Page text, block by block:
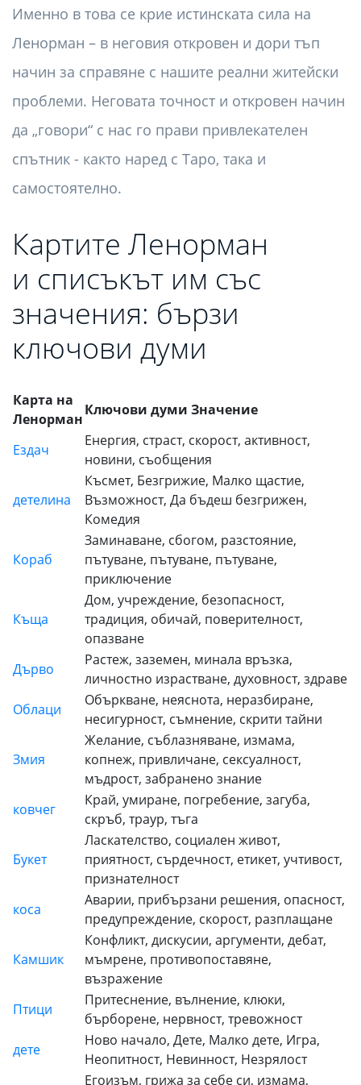
Именно в това се крие истинската сила на
Ленорман – в неговия откровен и дори тъп
начин за справяне с нашите реални житейски
проблеми. Неговата точност и откровен начин
да „говори“ с нас го прави привлекателен
спътник - както наред с Таро, така и
самостоятелно.
Картите Ленорман
и списъкът им със
значения: бързи
ключови думи
Карта на
Ленорман
Ключови думи Значение
Ездач
Енергия, страст, скорост, активност,
новини, съобщения
детелина
Късмет, Безгрижие, Малко щастие,
Възможност, Да бъдеш безгрижен,
Комедия
Кораб
Заминаване, сбогом, разстояние,
пътуване, пътуване, пътуване,
приключение
Къща
Дом, учреждение, безопасност,
традиция, обичай, поверителност,
опазване
Дърво
Растеж, заземен, минала връзка,
личностно израстване, духовност, здраве
Облаци
Объркване, неяснота, неразбиране,
несигурност, съмнение, скрити тайни
Змия
Желание, съблазняване, измама,
копнеж, привличане, сексуалност,
мъдрост, забранено знание
ковчег
Край, умиране, погребение, загуба,
скръб, траур, тъга
Букет
Ласкателство, социален живот,
приятност, сърдечност, етикет, учтивост,
признателност
коса
Аварии, прибързани решения, опасност,
предупреждение, скорост, разплащане
Камшик
Конфликт, дискусии, аргументи, дебат,
мъмрене, противопоставяне,
възражение
Птици
Притеснение, вълнение, клюки,
бърборене, нервност, тревожност
дете
Ново начало, Дете, Малко дете, Игра,
Неопитност, Невинност, Незрялост
Егоизъм, грижа за себе си, измама,